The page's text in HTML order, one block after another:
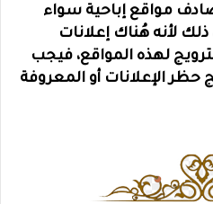
مواقع إباحية سواء
لأنه هُناك إعلانات
لهذه المواقع، فيجب
الإعلانات أو المعروفة